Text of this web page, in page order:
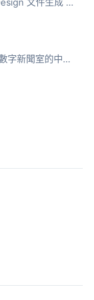
您是否曾經需要從 InDesign 文件生成 WordPress 文章呢？嗯，...
讓 WordPress 成為您數字新聞室的中心。允許記者在文章編輯器...